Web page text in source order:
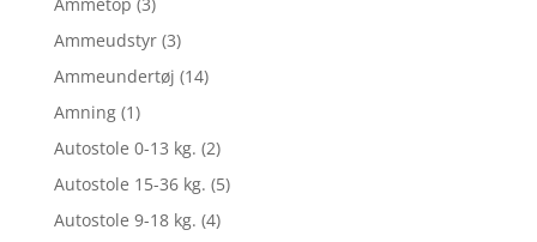
Ammeudstyr (3)
Ammeundertøj (14)
Amning (1)
Autostole 0-13 kg. (2)
Autostole 15-36 kg. (5)
Autostole 9-18 kg. (4)